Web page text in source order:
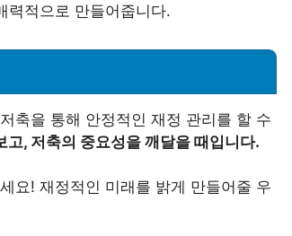
력적으로 만들어줍니다.
축을 통해 안정적인 재정 관리를 할 수
, 저축의 중요성을 깨달을 때입니다.
요! 재정적인 미래를 밝게 만들어줄 우